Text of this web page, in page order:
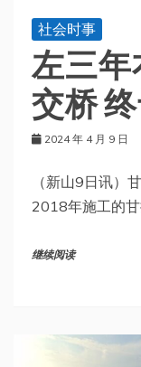
社会时事
左三年
交桥
2024 年 4 月 9 日
（新山9日讯）
2018年施工的
继续阅读